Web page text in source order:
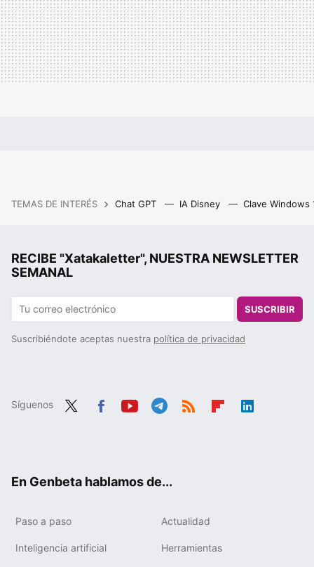
TEMAS DE INTERÉS Chat GPT IA Disney Clave Windows
RECIBE "Xatakaletter", NUESTRA NEWSLETTER
SEMANAL
SUSCRIBIR
Suscribiéndote aceptas nuestra política de privacidad
Síguenos
En Genbeta hablamos de...
Paso a paso Actualidad
Inteligencia artificial Herramientas